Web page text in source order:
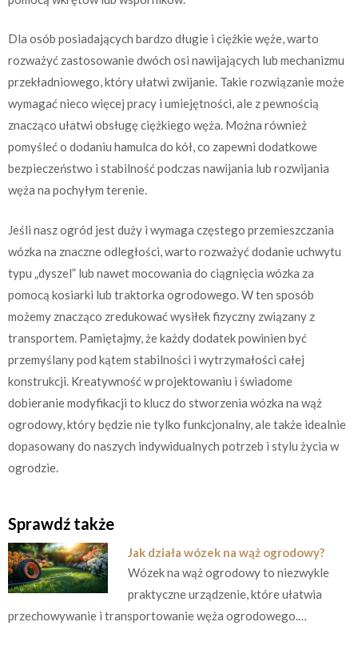
Dla osób posiadających bardzo długie i ciężkie węże, warto
rozważyć zastosowanie dwóch osi nawijających lub mechanizmu
przekładniowego, który ułatwi zwijanie. Takie rozwiązanie może
wymagać nieco więcej pracy i umiejętności, ale z pewnością
znacząco ułatwi obsługę ciężkiego węża. Można również
pomyśleć o dodaniu hamulca do kół, co zapewni dodatkowe
bezpieczeństwo i stabilność podczas nawijania lub rozwijania
węża na pochyłym terenie.
Jeśli nasz ogród jest duży i wymaga częstego przemieszczania
wózka na znaczne odległości, warto rozważyć dodanie uchwytu
typu „dyszel” lub nawet mocowania do ciągnięcia wózka za
pomocą kosiarki lub traktorka ogrodowego. W ten sposób
możemy znacząco zredukować wysiłek fizyczny związany z
transportem. Pamiętajmy, że każdy dodatek powinien być
przemyślany pod kątem stabilności i wytrzymałości całej
konstrukcji. Kreatywność w projektowaniu i świadome
dobieranie modyfikacji to klucz do stworzenia wózka na wąż
ogrodowy, który będzie nie tylko funkcjonalny, ale także idealnie
dopasowany do naszych indywidualnych potrzeb i stylu życia w
ogrodzie.
Sprawdź także
Jak działa wózek na wąż ogrodowy?
Wózek na wąż ogrodowy to niezwykle
praktyczne urządzenie, które ułatwia
przechowywanie i transportowanie węża ogrodowego.…